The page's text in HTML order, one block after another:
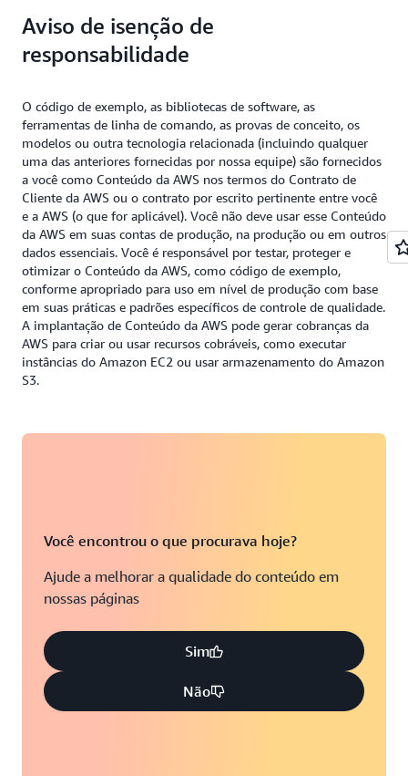
Os serviços gerenciados da AWS usados nessa
arquitetura oferecem suporte à comunicação segura
Redshift e noAmazon S3), eles também são
criptografados em repouso.
Leia o whitepaper sobre segurança
podem ser implantados em várias zonas de
disponibilidade. Em caso de falha na zona de
Leia o whitepaper sobre confiabilidade
for usado. Além disso, os serviços gerenciados da
AWS, que permitem a cobrança de utilitários, são
usados.
A transferência de dados é uma consideração para
qualquer arquitetura orientada a dados. Nessa
solução, o maior volume de dados é ingerido pelos
sistemas de origem, que geralmente não são
carregados na direção da entrada. A transferência de
dados para transferências de arquivos SFTP da AWS,
solicitações doAPI Gatewaye dados doAmazon
AppFlowé cobrada de acordo com a tabela de
preços de serviço documentada. Todos os demais
dados são mantidos dentro da região para
processamento, a fim de minimizar as taxas de
transferência.
ou reduzir a escala verticalmente de acordo com as
necessidades do negócio e o tráfego, e são
inerentemente mais sustentáveis ​​do que as soluções
tecnologia sem servidor utilizados automatizam o
processo de gerenciamento de infraestrutura e a
tornam mais sustentável.
Leia o whitepaper sobre sustentabilidade
Aviso de isenção de
responsabilidade
O código de exemplo, as bibliotecas de software, as
ferramentas de linha de comando, as provas de conceito, os
modelos ou outra tecnologia relacionada (incluindo qualquer
uma das anteriores fornecidas por nossa equipe) são fornecidos
a você como Conteúdo da AWS nos termos do Contrato de
Cliente da AWS ou o contrato por escrito pertinente entre você
e a AWS (o que for aplicável). Você não deve usar esse Conteúdo
da AWS em suas contas de produção, na produção ou em outros
dados essenciais. Você é responsável por testar, proteger e
otimizar o Conteúdo da AWS, como código de exemplo,
conforme apropriado para uso em nível de produção com base
em suas práticas e padrões específicos de controle de qualidade.
A implantação de Conteúdo da AWS pode gerar cobranças da
AWS para criar ou usar recursos cobráveis, como executar
instâncias do Amazon EC2 ou usar armazenamento do Amazon
S3.
Você encontrou o que procurava hoje?
Ajude a melhorar a qualidade do conteúdo em
nossas páginas
Sim
Não